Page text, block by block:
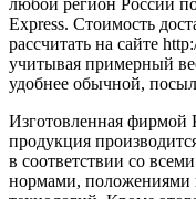
любой регион России
Express. Стоимость
рассчитать на сайте
учитывая примерный
удобнее обычной,
Изготовленная
продукция
в соответствии со
нормами, положениями